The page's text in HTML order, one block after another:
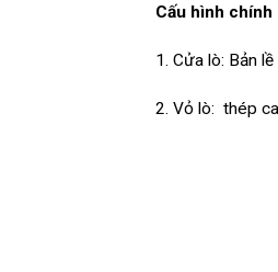
Cấu hình
1. Cửa lò: Bản
2. Vỏ lò: thép